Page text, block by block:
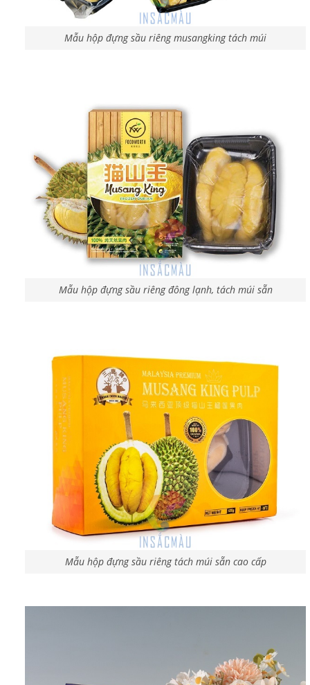
Mẫu hộp đựng sầu riêng musangking tách múi
Mẫu hộp đựng sầu riêng đông lạnh, tách múi sẵn
Mẫu hộp đựng sầu riêng tách múi sẵn cao cấp